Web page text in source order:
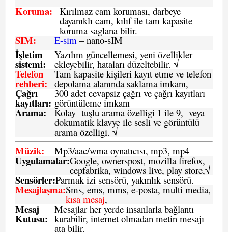
Koruma: Kırılmaz cam koruması, darbeye
dayanıklı cam, kılıf ile tam kapasite
koruma saglana bilir.
SIM: E-sim – nano-sIM
İşletim
sistemi:
Yazılım güncellemesi, yeni özellikler
ekleyebilir, hataları düzeltebilir. √
Telefon
rehberi:
Tam kapasite kişileri kayıt etme ve telefon
depolama alanında saklama imkanı,
Çağrı
kayıtları:
300 adet cevapsiz çağrı ve çağrı kayıtları
görüntüleme imkanı
Arama: Kolay tuşlu arama özelligi 1 ile 9, veya
dokumatik klavye ile sesli ve görüntülü
arama özelligi. √
Müzik: Mp3/aac/wma oynatıcısı, mp3, mp4
Uygulamalar:Google, ownerspost, mozilla firefox,
cepfabrika, windows live, play store,√
Sensörler:Parmak izi sensörü, yakınlık sensörü.
Mesajlaşma:Sms, ems, mms, e-posta, multi media,
kısa mesaj,
Mesaj
Kutusu:
Mesajlar her yerde insanlarla bağlantı
kurabilir, internet olmadan metin mesajı
ata bilir.